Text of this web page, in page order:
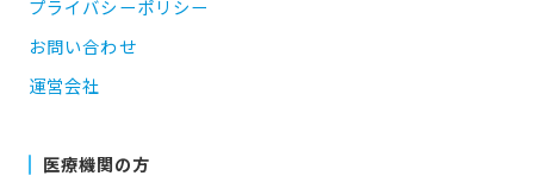
プライバシーポリシー
お問い合わせ
運営会社
医療機関の方